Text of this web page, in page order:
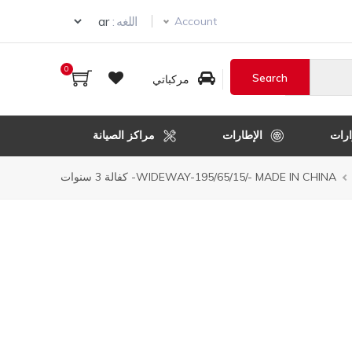
Account اللغه :
Select your language
مركباتي
0
الإطارات مراكز الصيانة
WIDEWAY-195/65/15/- MADE IN CHINA- كفالة 3 سنوات